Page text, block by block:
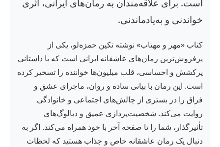
است. برای علاقه‌مندان به رمان‌های ایرانی، اثری
خواندنی و به‌یادماندنی.
کتاب «مهر و مهتاب» نوشته تکین حمزه‌لو، یکی از
پرفروش‌ترین رمان‌های عاشقانه ایرانی است که با داستانی
پرکشش و احساسی، قلب میلیون‌ها خواننده را تسخیر کرده
است. این رمان با بیانی ساده و روان، ماجرای عشق و
فراق را در بستری از چالش‌های اجتماعی و خانوادگی
روایت می‌کند. شخصیت‌پردازی عمیق و دیالوگ‌های
تأثیرگذار، شما را تا صفحه آخر با خود همراه می‌کند. اگر به
دنبال یک رمان عاشقانه خاص و جذاب هستید که لحظات